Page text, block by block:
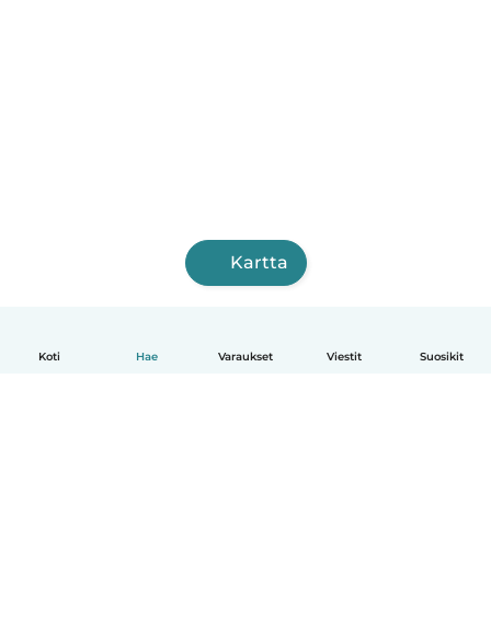
Koti Hae Varaukset Viestit Suosikit
Kartta